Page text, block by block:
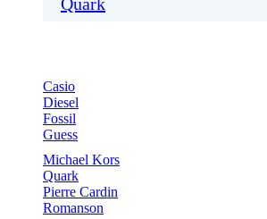
Casio
Diesel
Fossil
Guess
Michael Kors
Quark
Pierre Cardin
Romanson